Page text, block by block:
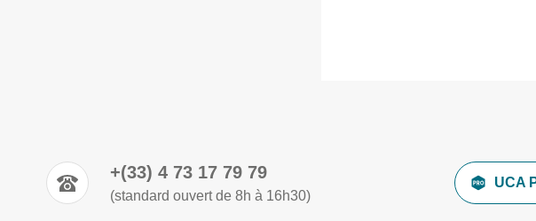
+(33) 4 73 17 79 79
(standard ouvert de 8h à 16h30)
UCA